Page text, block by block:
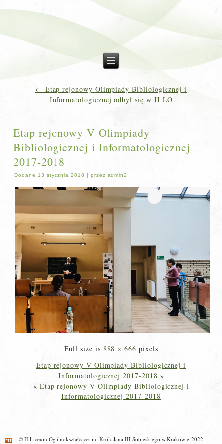
← Etap rejonowy Olimpiady Bibliologicznej i
Informatologicznej odbył się w II LO
Etap rejonowy V Olimpiady
Bibliologicznej i Informatologicznej
2017-2018
Dodane 13 stycznia 2018 |przez admin2
Full size is 888 × 666 pixels
Etap rejonowy V Olimpiady Bibliologicznej i
Informatologicznej 2017-2018 »
« Etap rejonowy V Olimpiady Bibliologicznej i
Informatologicznej 2017-2018
© II Liceum Ogólnokształcące im. Króla Jana III Sobieskiego w Krakowie 2022